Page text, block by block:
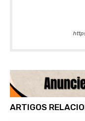
ARTIGOS